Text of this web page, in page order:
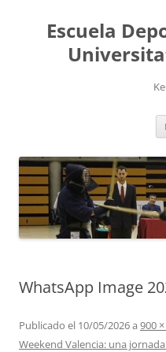
contenidoEscuela
WhatsApp Image
Publicado el 10/05/2026a 900
Weekend Valencia: una